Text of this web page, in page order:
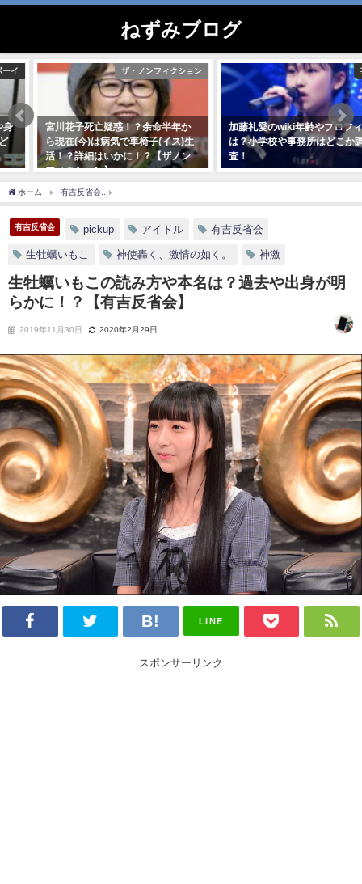
ねずみブログ
ザ・ノンフィクション
宮川花子死亡疑惑！？余命半年か
ら現在(今)は病気で車椅子(イス)生
活！？詳細はいかに！？【ザノン
フィクション】
2020年2月22日
芸能人
加藤礼愛のwiki年齢やプロフィール
は？小学校や事務所はどこか調
査！
ホーム 有吉反省会
有吉反省会 pickup アイドル 有吉反省会
生牡蠣いもこ 神使轟く、激情の如く。 神激
生牡蠣いもこの読み方や本名は？過去や出身が明
らかに！？【有吉反省会】
2019年11月30日 2020年2月29日
LINE
スポンサーリンク